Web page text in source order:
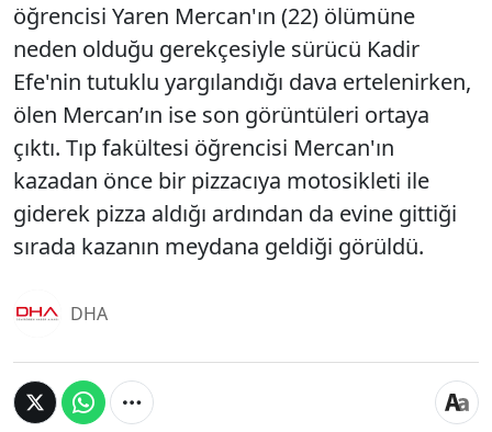
öğrencisi Yaren Mercan'ın (22) ölümüne
neden olduğu gerekçesiyle sürücü Kadir
Efe'nin tutuklu yargılandığı dava ertelenirken,
ölen Mercan’ın ise son görüntüleri ortaya
çıktı. Tıp fakültesi öğrencisi Mercan'ın
kazadan önce bir pizzacıya motosikleti ile
giderek pizza aldığı ardından da evine gittiği
sırada kazanın meydana geldiği görüldü.
DHA